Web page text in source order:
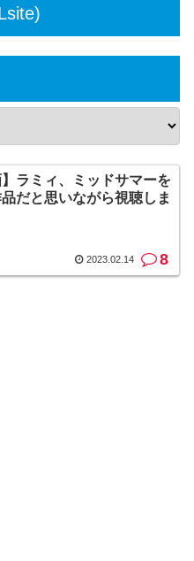
】ラミィ、ミッドサマーを
だと思いながら視聴しま
2023.02.14 8